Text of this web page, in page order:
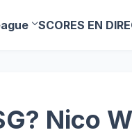
SCORES EN
Nico